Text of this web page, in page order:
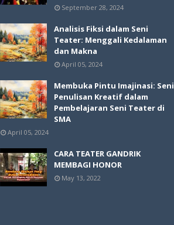
September 28, 2024
Analisis Fiksi dalam Seni
Teater: Menggali Kedalaman
dan Makna
April 05, 2024
Membuka Pintu Imajinasi: Seni
Penulisan Kreatif dalam
Pembelajaran Seni Teater di
SMA
April 05, 2024
CARA TEATER GANDRIK
MEMBAGI HONOR
May 13, 2022